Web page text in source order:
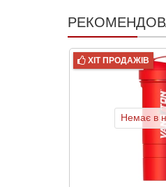
ХІТ ПРОДАЖІВ
Немає в